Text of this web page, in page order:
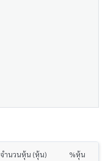
จำนวนหุ้น (หุ้น) %หุ้น